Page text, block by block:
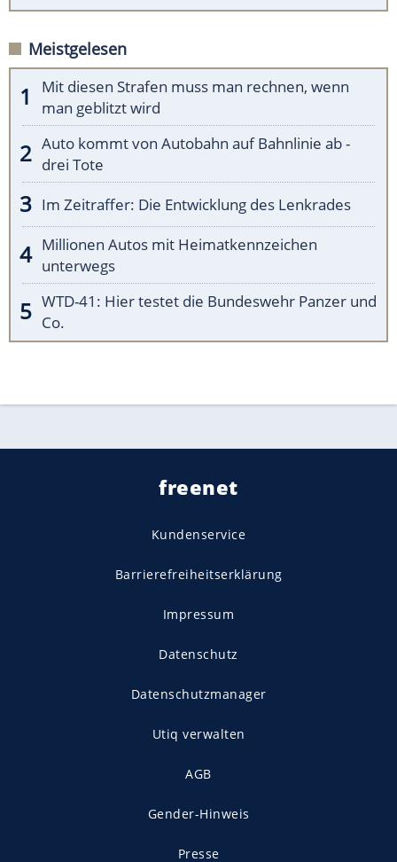
Meistgelesen
Mit diesen Strafen muss man rechnen, wenn
man geblitzt wird
Auto kommt von Autobahn auf Bahnlinie ab -
drei Tote
Im Zeitraffer: Die Entwicklung des Lenkrades
Millionen Autos mit Heimatkennzeichen
unterwegs
WTD-41: Hier testet die Bundeswehr Panzer und
Co.
freenet
Kundenservice
Barrierefreiheitserklärung
Impressum
Datenschutz
Datenschutzmanager
Utiq verwalten
AGB
Gender-Hinweis
Presse